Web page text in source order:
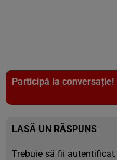
Participă la conversație!
LASĂ UN RĂSPUNS
Trebuie să fii autentificat